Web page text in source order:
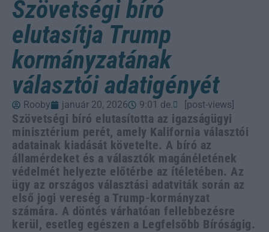
Szövetségi bíró
elutasítja Trump
kormányzatának
választói adatigényét
Rooby január 20, 2026 9:01 de. [post-views]
Szövetségi bíró elutasította az igazságügyi
minisztérium perét, amely Kalifornia választói
adatainak kiadását követelte. A bíró az
államérdeket és a választók magánéletének
védelmét helyezte előtérbe az ítéletében. Az
ügy az országos választási adatviták során az
első jogi vereség a Trump-kormányzat
számára. A döntés várhatóan fellebbezésre
kerül, esetleg egészen a Legfelsőbb Bíróságig.